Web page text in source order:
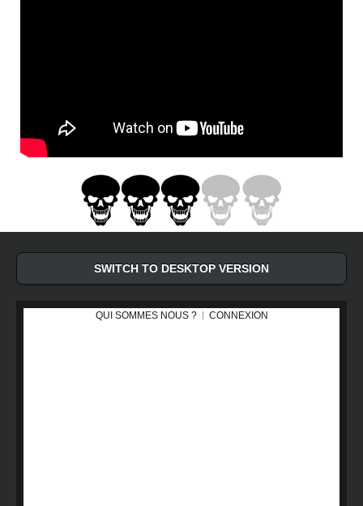
SWITCH TO DESKTOP VERSION
QUI SOMMES NOUS ? CONNEXION